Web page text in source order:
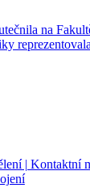
na
| Kontaktní